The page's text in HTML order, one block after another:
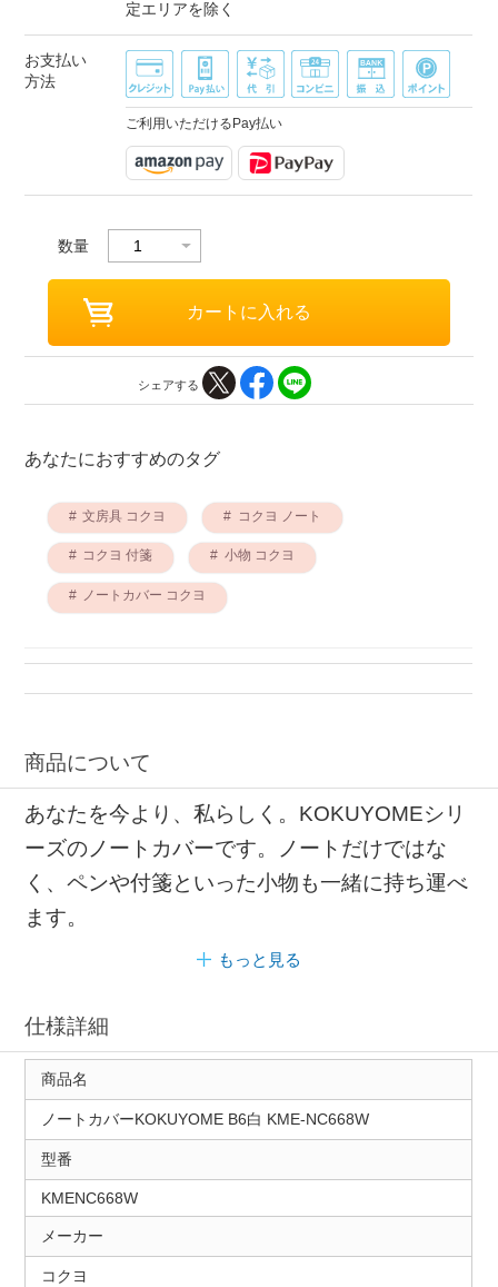
定エリアを除く
お支払い
方法
ご利用いただけるPay払い
数量
シェアする
あなたにおすすめのタグ
文房具 コクヨ コクヨ ノート
コクヨ 付箋 小物 コクヨ
ノートカバー コクヨ
商品について
あなたを今より、私らしく。KOKUYOMEシリ
ーズのノートカバーです。ノートだけではな
く、ペンや付箋といった小物も一緒に持ち運べ
ます。
もっと見る
仕様詳細
商品名
ノートカバーKOKUYOME B6白 KME-NC668W
型番
KMENC668W
メーカー
コクヨ